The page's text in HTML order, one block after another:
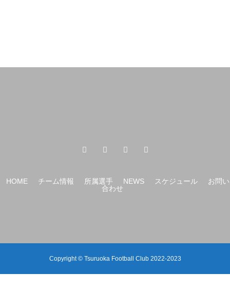
HOME チーム情報 所属選手 NEWS スケジュール
お問い
合わせ
Copyright © Tsuruoka Football Club 2022-2023